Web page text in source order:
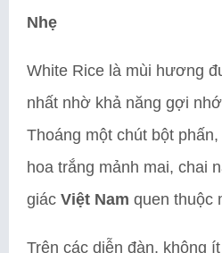
Nhẹ
White Rice là mùi hương
nhất nhờ khả năng gợi
Thoáng một chút bột
hoa trắng mảnh mai, chai
giác Việt Nam quen thuộc
Trên các diễn đàn, không